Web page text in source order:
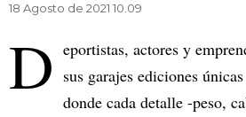
18 Agosto de 2021 10.09
D eportistas, actores y
sus garajes ediciones
donde cada detalle -peso,